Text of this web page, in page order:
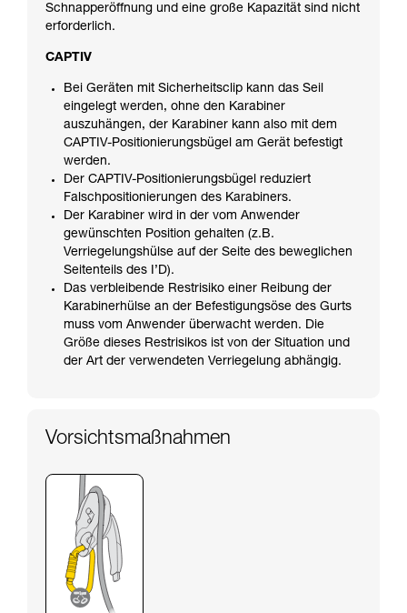
Schnapperöffnung und eine große Kapazität sind nicht
erforderlich.
CAPTIV
Bei Geräten mit Sicherheitsclip kann das Seil
eingelegt werden, ohne den Karabiner
auszuhängen, der Karabiner kann also mit dem
CAPTIV-Positionierungsbügel am Gerät befestigt
werden.
Der CAPTIV-Positionierungsbügel reduziert
Falschpositionierungen des Karabiners.
Der Karabiner wird in der vom Anwender
gewünschten Position gehalten (z.B.
Verriegelungshülse auf der Seite des beweglichen
Seitenteils des I’D).
Das verbleibende Restrisiko einer Reibung der
Karabinerhülse an der Befestigungsöse des Gurts
muss vom Anwender überwacht werden. Die
Größe dieses Restrisikos ist von der Situation und
der Art der verwendeten Verriegelung abhängig.
Vorsichtsmaßnahmen